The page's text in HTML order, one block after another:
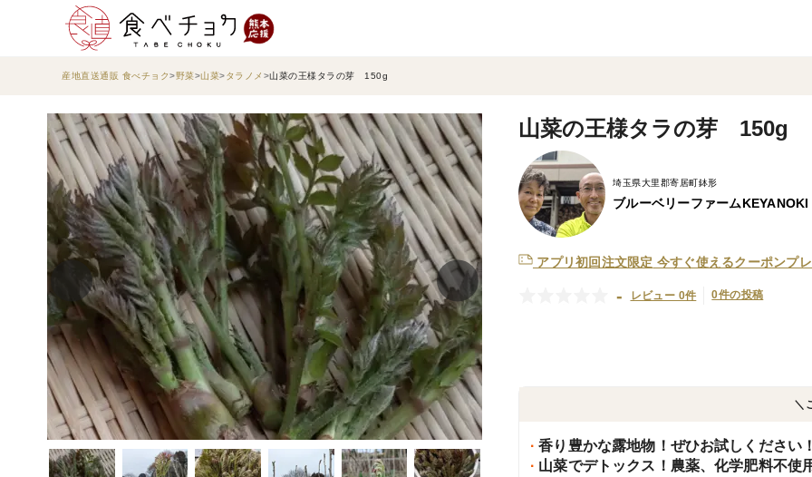
産地直送通販 食べチョク 野菜 山菜 タラノメ 山菜の王様タラの芽 150g
山菜の王様タラの芽 150g
埼玉県大里郡寄居町鉢形
ブルーベリーファームKEYANOKI
アプリ初回注文限定 今すぐ使えるクーポンプ
- レビュー 0件 0件の投稿
＼
香り豊かな露地物！ぜひお試しください！
山菜でデトックス！農薬、化学肥料不使